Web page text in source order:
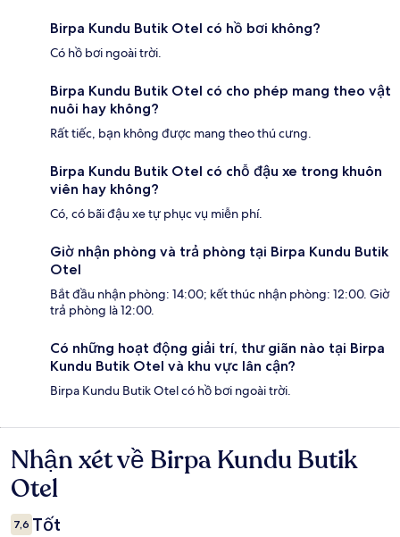
Birpa Kundu Butik Otel có hồ bơi không?
Có hồ bơi ngoài trời.
Birpa Kundu Butik Otel có cho phép mang theo vật
nuôi hay không?
Rất tiếc, bạn không được mang theo thú cưng.
Birpa Kundu Butik Otel có chỗ đậu xe trong khuôn
viên hay không?
Có, có bãi đậu xe tự phục vụ miễn phí.
Giờ nhận phòng và trả phòng tại Birpa Kundu Butik
Otel
Bắt đầu nhận phòng: 14:00; kết thúc nhận phòng: 12:00. Giờ
trả phòng là 12:00.
Có những hoạt động giải trí, thư giãn nào tại Birpa
Kundu Butik Otel và khu vực lân cận?
Birpa Kundu Butik Otel có hồ bơi ngoài trời.
Nhận
xét
Nhận xét về Birpa Kundu Butik
Otel
7,6 Tốt